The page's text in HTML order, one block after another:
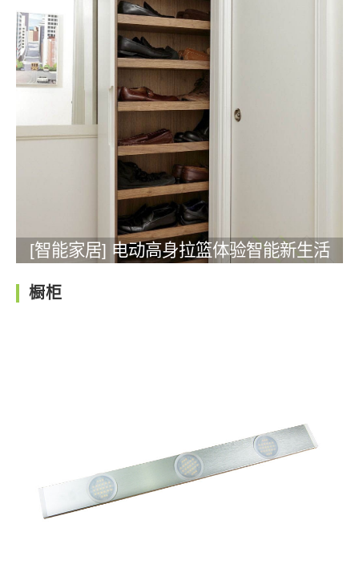
[智能家居] 电动高身拉篮体验智能新生活
橱柜